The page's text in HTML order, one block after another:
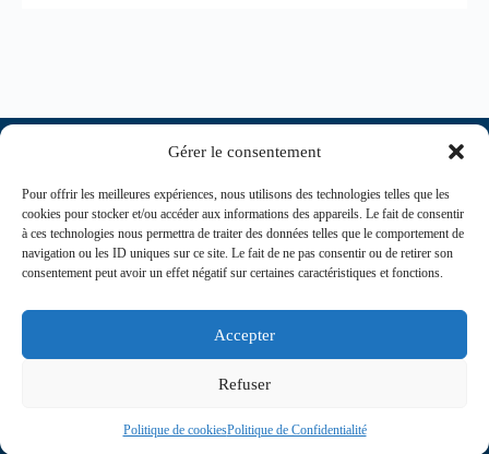
Gérer le consentement
Pour offrir les meilleures expériences, nous utilisons des technologies telles que les
cookies pour stocker et/ou accéder aux informations des appareils. Le fait de consentir
à ces technologies nous permettra de traiter des données telles que le comportement de
navigation ou les ID uniques sur ce site. Le fait de ne pas consentir ou de retirer son
consentement peut avoir un effet négatif sur certaines caractéristiques et fonctions.
Accepter
Refuser
Politique de cookiesPolitique de Confidentialité
contact@journaldesinfirmiers.fr
Copyright © 2026 Journal des Infirmiers | Propulsé par Agence Communication 360